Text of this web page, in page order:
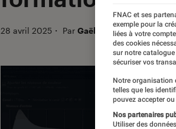
28 avril 2025 ・ Par Gaëlle
FNAC et ses
exemple pour la
liées à votre
des cookies
sur notre
sécuriser vos
Notre organisation
telles que les
pouvez accepter
Nos partenaires
Utiliser des